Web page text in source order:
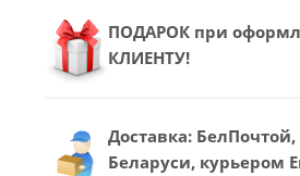
ПОДАРОК при
КЛИЕНТУ!
Доставка:
Беларуси, курьером